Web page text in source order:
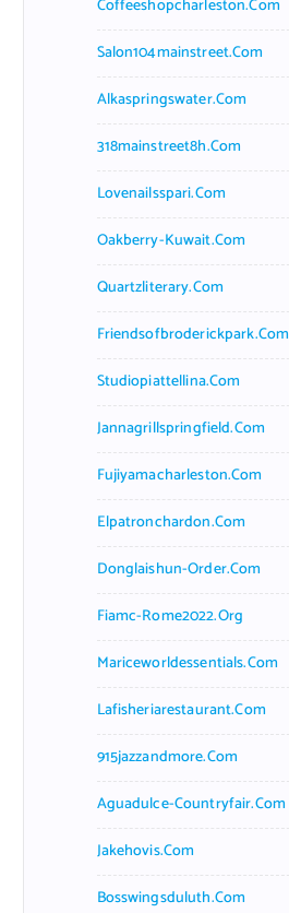
Coffeeshopcharleston.com
Salon104mainstreet.com
Alkaspringswater.com
318mainstreet8h.com
Lovenailsspari.com
Oakberry-Kuwait.com
Quartzliterary.com
Friendsofbroderickpark.com
Studiopiattellina.com
Jannagrillspringfield.com
Fujiyamacharleston.com
Elpatronchardon.com
Donglaishun-Order.com
Fiamc-Rome2022.org
Mariceworldessentials.com
Lafisheriarestaurant.com
915jazzandmore.com
Aguadulce-Countryfair.com
Jakehovis.com
Bosswingsduluth.com